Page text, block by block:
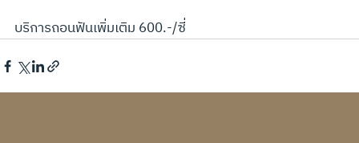
บริการถอนฟันเพิ่มเติม 600.-/ซี่